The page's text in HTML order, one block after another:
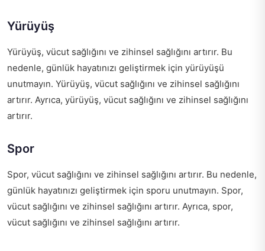
Yürüyüş
Yürüyüş, vücut sağlığını ve zihinsel sağlığını artırır. Bu
nedenle, günlük hayatınızı geliştirmek için yürüyüşü
unutmayın. Yürüyüş, vücut sağlığını ve zihinsel sağlığını
artırır. Ayrıca, yürüyüş, vücut sağlığını ve zihinsel sağlığını
artırır.
Spor
Spor, vücut sağlığını ve zihinsel sağlığını artırır. Bu nedenle,
günlük hayatınızı geliştirmek için sporu unutmayın. Spor,
vücut sağlığını ve zihinsel sağlığını artırır. Ayrıca, spor,
vücut sağlığını ve zihinsel sağlığını artırır.